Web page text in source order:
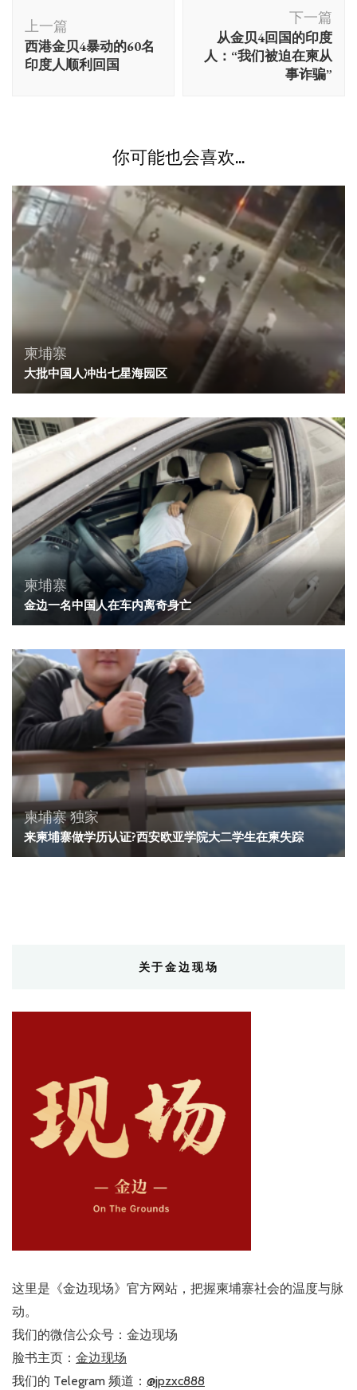
文
导
航
上一篇
西港金贝4暴动的60名
印度人顺利回国
下一篇
从金贝4回国的印度
人：“我们被迫在柬从
事诈骗”
你可能也会喜欢...
柬埔寨
大批中国人冲出七星海园区
柬埔寨
金边一名中国人在车内离奇身亡
柬埔寨独家
来柬埔寨做学历认证?西安欧亚学院大二学生在柬失踪
关于金边现场
这里是《金边现场》官方网站，把握柬埔寨社会的温度与脉
动。
我们的微信公众号：金边现场
脸书主页： 金边现场
我们的 Telegram 频道： @jpzxc888